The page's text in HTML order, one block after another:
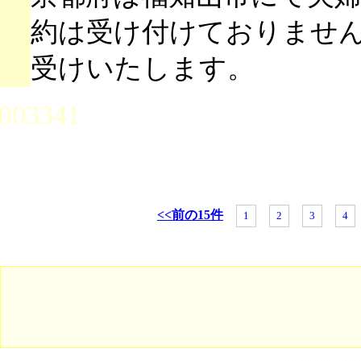
約は受け付けておりませ
受けいたします。
<<前の15件 1 2 3 4